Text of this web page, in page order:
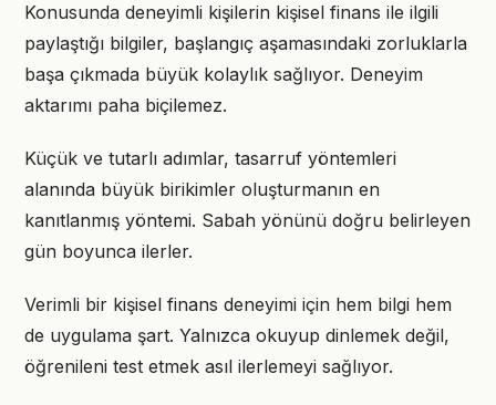
Konusunda deneyimli kişilerin kişisel finans ile ilgili
paylaştığı bilgiler, başlangıç aşamasındaki zorluklarla
başa çıkmada büyük kolaylık sağlıyor. Deneyim
aktarımı paha biçilemez.
Küçük ve tutarlı adımlar, tasarruf yöntemleri
alanında büyük birikimler oluşturmanın en
kanıtlanmış yöntemi. Sabah yönünü doğru belirleyen
gün boyunca ilerler.
Verimli bir kişisel finans deneyimi için hem bilgi hem
de uygulama şart. Yalnızca okuyup dinlemek değil,
öğrenileni test etmek asıl ilerlemeyi sağlıyor.